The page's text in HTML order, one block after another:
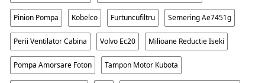
Pinion Pompa Kobelco Furtuncufiltru Semering Ae7451g
Perii Ventilator Cabina Volvo Ec20 Milioane Reductie Iseki
Pompa Amorsare Foton Tampon Motor Kubota